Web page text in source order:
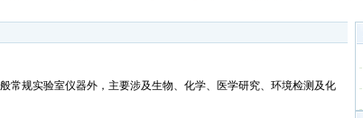
常规实验室仪器外，主要涉及生物、化学、医学研究、环境检测及化